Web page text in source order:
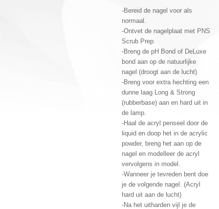
-Bereid de nagel voor als
normaal.
-Ontvet de nagelplaat met PNS
Scrub Prep.
-Breng de pH Bond of DeLuxe
bond aan op de natuurlijke
nagel (droogt aan de lucht)
-Breng voor extra hechting een
dunne laag Long & Strong
(rubberbase) aan en hard uit in
de lamp.
-Haal de acryl penseel door de
liquid en doop het in de acrylic
powder, breng het aan op de
nagel en modelleer de acryl
vervolgens in model.
-Wanneer je tevreden bent doe
je de volgende nagel. (Acryl
hard uit aan de lucht)
-Na het uitharden vijl je de